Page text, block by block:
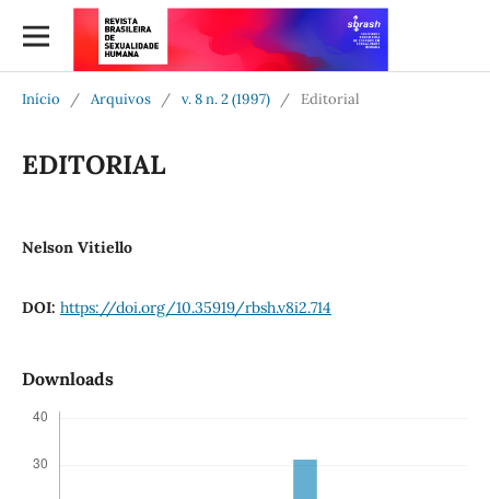
Início / Arquivos / v. 8 n. 2 (1997) / Editorial
EDITORIAL
Nelson Vitiello
DOI: https://doi.org/10.35919/rbsh.v8i2.714
Downloads